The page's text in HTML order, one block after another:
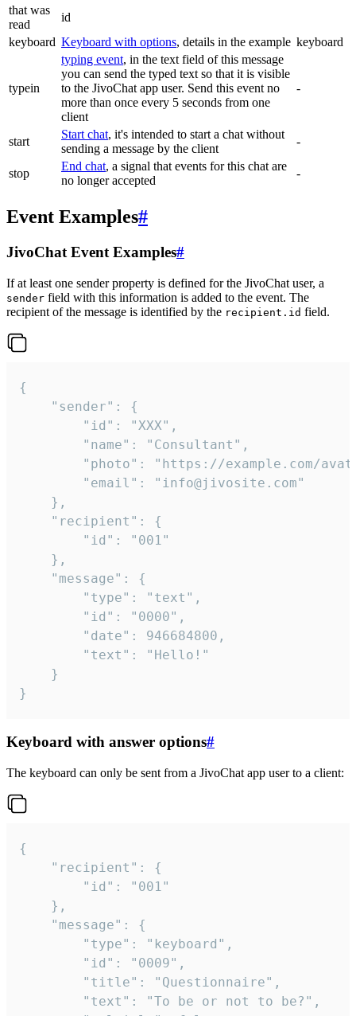
that was
read
id
keyboard Keyboard with options, details in the example keyboard
typein
typing event, in the text field of this message
you can send the typed text so that it is visible
to the JivoChat app user. Send this event no
more than once every 5 seconds from one
client
-
start
Start chat, it's intended to start a chat without
sending a message by the client
-
stop
End chat, a signal that events for this chat are
no longer accepted
-
Event Examples#
JivoChat Event Examples#
If at least one sender property is defined for the JivoChat user, a
sender field with this information is added to the event. The
recipient of the message is identified by the recipient.id field.
{
}
Keyboard with answer options#
The keyboard can only be sent from a JivoChat app user to a client:
{